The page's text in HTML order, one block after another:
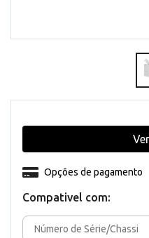
Compativel com:
Opções de pagamento